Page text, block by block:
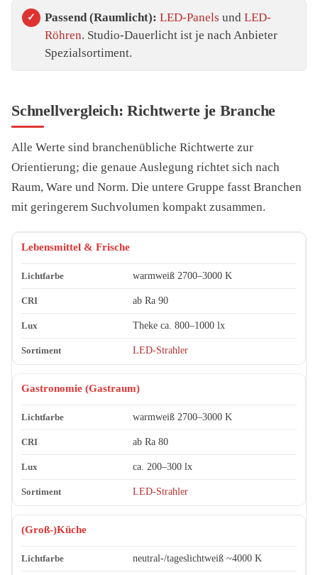
Passend (Raumlicht): LED-Panels und LED-
Röhren. Studio-Dauerlicht ist je nach Anbieter
Spezialsortiment.
Schnellvergleich: Richtwerte je Branche
Alle Werte sind branchenübliche Richtwerte zur
Orientierung; die genaue Auslegung richtet sich nach
Raum, Ware und Norm. Die untere Gruppe fasst Branchen
mit geringerem Suchvolumen kompakt zusammen.
Branche Lichtfarbe (Richtwert)
Lebensmittel & Frische
warmweiß 2700–3000 K
ab Ra 90
Theke ca. 800–1000 lx
LED-Strahler
Gastronomie (Gastraum)
warmweiß 2700–3000 K
ab Ra 80
ca. 200–300 lx
LED-Strahler
(Groß-)Küche
neutral-/tageslichtweiß ~4000 K